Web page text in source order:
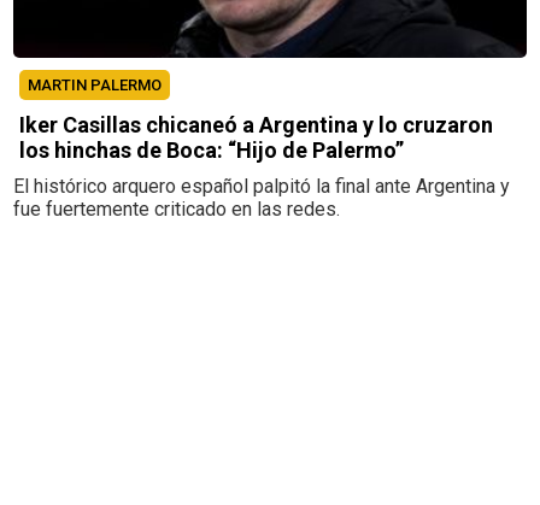
MARTIN PALERMO
Iker Casillas chicaneó a Argentina y lo cruzaron
los hinchas de Boca: “Hijo de Palermo”
El histórico arquero español palpitó la final ante Argentina y
fue fuertemente criticado en las redes.